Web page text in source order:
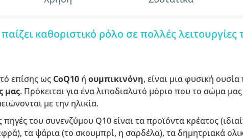
καθοριστικό ρόλο σε πολλές
επίσης ως CoQ10ή ουμπικινόνη, είναι μια φυσική
μας. Πρόκειται για ένα λιποδιαλυτό μόριο που το σώμα
με την ηλικία.
του συνενζύμου Q10 είναι τα προϊόντα κρέατος
τα ψάρια (το σκουμπρί, η σαρδέλα), τα δημητριακά